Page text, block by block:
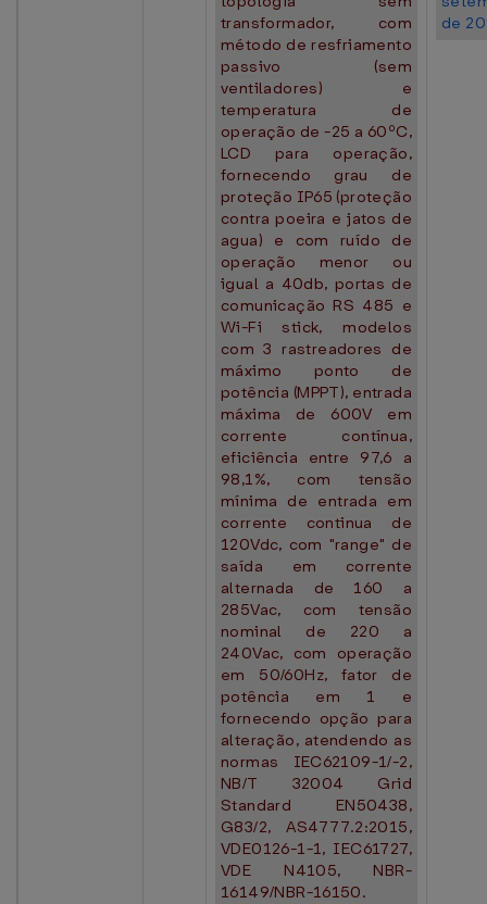
transformador, com
método de resfriamento
passivo (sem
ventiladores) e
temperatura de
operação de -25 a 60ºC,
LCD para operação,
fornecendo grau de
proteção IP65 (proteção
contra poeira e jatos de
agua) e com ruído de
operação menor ou
igual a 40db, portas de
comunicação RS 485 e
Wi-Fi stick, modelos
com 3 rastreadores de
máximo ponto de
potência (MPPT), entrada
máxima de 600V em
corrente contínua,
eficiência entre 97,6 a
98,1%, com tensão
mínima de entrada em
corrente continua de
120Vdc, com "range" de
saída em corrente
alternada de 160 a
285Vac, com tensão
nominal de 220 a
240Vac, com operação
em 50/60Hz, fator de
potência em 1 e
fornecendo opção para
alteração, atendendo as
normas IEC62109-1/-2,
NB/T 32004 Grid
Standard EN50438,
G83/2, AS4777.2:2015,
VDE0126-1-1, IEC61727,
VDE N4105, NBR-
16149/NBR-16150.
de